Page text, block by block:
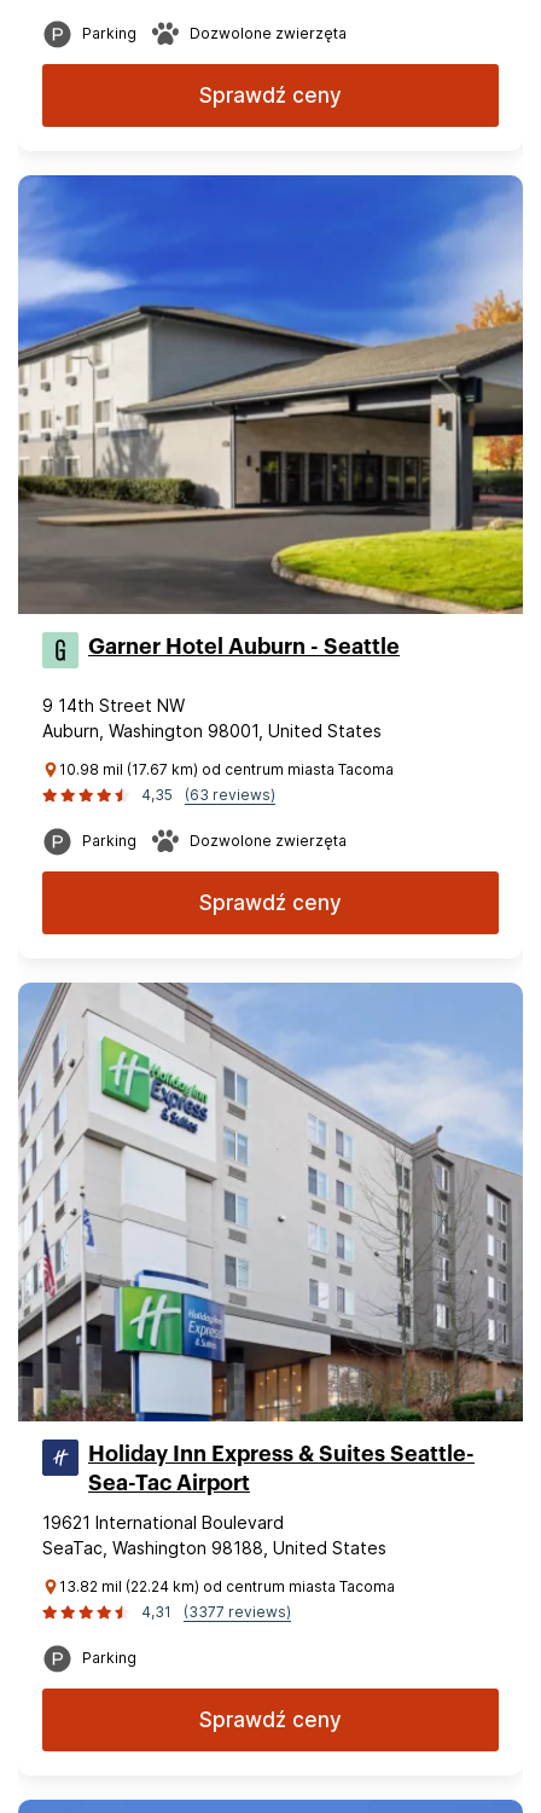
Parking Dozwolone zwierzęta
Sprawdź ceny
Garner Hotel Auburn - Seattle
9 14th Street NW
Auburn, Washington 98001, United States
10.98 mil (17.67 km) od centrum miasta Tacoma
4,35
(63 reviews)
Parking Dozwolone zwierzęta
Sprawdź ceny
Holiday Inn Express & Suites Seattle-
Sea-Tac Airport
19621 International Boulevard
SeaTac, Washington 98188, United States
13.82 mil (22.24 km) od centrum miasta Tacoma
4,31
(3377 reviews)
Parking
Sprawdź ceny